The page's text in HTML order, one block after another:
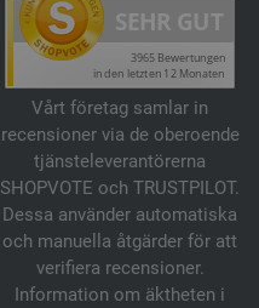
Vårt företag samlar in
recensioner via de oberoende
tjänsteleverantörerna
SHOPVOTE och TRUSTPILOT.
Dessa använder automatiska
och manuella åtgärder för att
verifiera recensioner.
Information om äktheten i